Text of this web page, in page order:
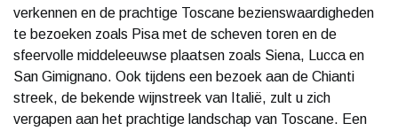
verkennen en de prachtige Toscane bezienswaardigheden
te bezoeken zoals Pisa met de scheven toren en de
sfeervolle middeleeuwse plaatsen zoals Siena, Lucca en
San Gimignano. Ook tijdens een bezoek aan de Chianti
streek, de bekende wijnstreek van Italië, zult u zich
vergapen aan het prachtige landschap van Toscane. Een